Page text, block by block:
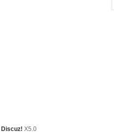
Discuz! X5.0